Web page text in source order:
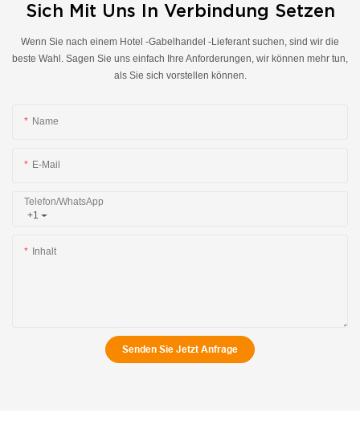
Sich Mit Uns In Verbindung Setzen
Wenn Sie nach einem Hotel -Gabelhandel -Lieferant suchen, sind wir die
beste Wahl. Sagen Sie uns einfach Ihre Anforderungen, wir können mehr tun,
als Sie sich vorstellen können.
Name
E-Mail
+1
Telefon/WhatsApp
Inhalt
Senden Sie Jetzt Anfrage